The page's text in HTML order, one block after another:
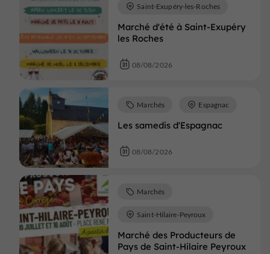
Marché d'été à Saint-Exupéry
les Roches
Saint-Exupéry-les-Roches
08/08/2026
Les samedis d'Espagnac
Marchés Espagnac
08/08/2026
Marché des Producteurs de
Pays de Saint-Hilaire Peyroux
Marchés
Saint-Hilaire-Peyroux